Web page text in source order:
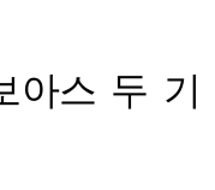
아스 두 기